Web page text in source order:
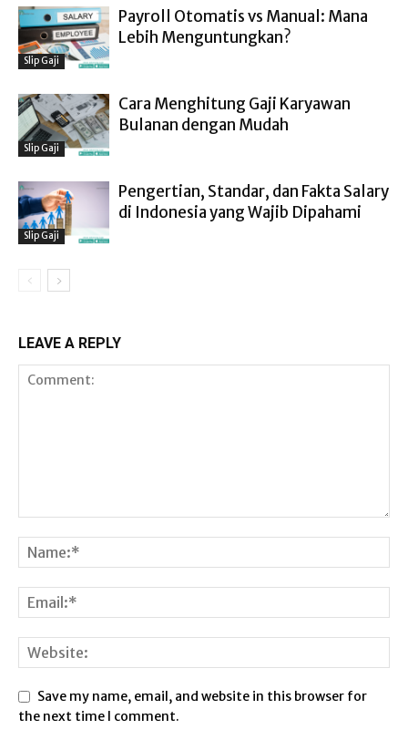
Slip Gaji
Payroll Otomatis vs Manual: Mana
Lebih Menguntungkan?
Slip Gaji
Cara Menghitung Gaji Karyawan
Bulanan dengan Mudah
Slip Gaji
Pengertian, Standar, dan Fakta Salary
di Indonesia yang Wajib Dipahami
LEAVE A REPLY
Save my name, email, and website in this browser for
the next time I comment.